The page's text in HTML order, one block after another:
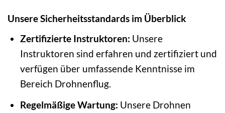
Unsere Sicherheitsstandards im Überblick
Zertifizierte Instruktoren: Unsere
Instruktoren sind erfahren und zertifiziert und
verfügen über umfassende Kenntnisse im
Bereich Drohnenflug.
Regelmäßige Wartung: Unsere Drohnen